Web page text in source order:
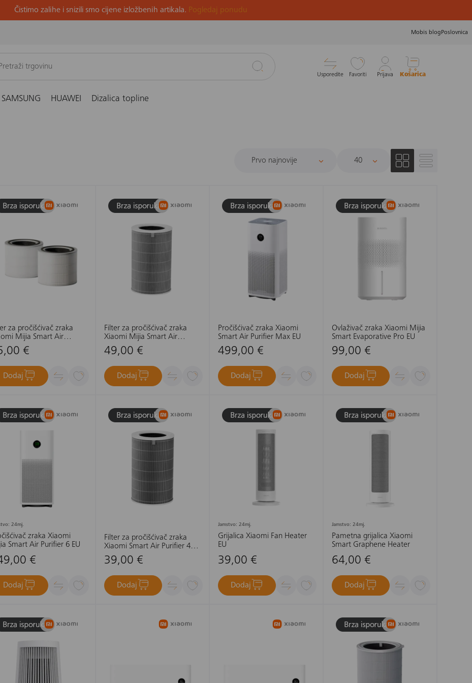
Čistimo zalihe i snizili smo cijene izložbenih artikala. Pogledaj ponudu
Mobis blog Poslovnica
Usporedite Favoriti Prijava Košarica
SAMSUNG HUAWEI Dizalica topline
za pročišćivač zraka
Mijia Smart Air
Max
€
Dodaj
Filter za pročišćivač zraka
Xiaomi Mijia Smart Air
Purifier 6
49,00 €
Dodaj
Pročišćivač zraka Xiaomi
Smart Air Purifier Max EU
499,00 €
Dodaj
Ovlaživač zraka Xiaomi Mijia
Smart Evaporative Pro EU
99,00 €
Dodaj
24mj.
zraka Xiaomi
Smart Air Purifier 6 EU
€
Dodaj
Filter za pročišćivač zraka
Xiaomi Smart Air Purifier 4
Lite Filter
39,00 €
Dodaj
Jamstvo: 24mj.
Grijalica Xiaomi Fan Heater
EU
39,00 €
Dodaj
Jamstvo: 24mj.
Pametna grijalica Xiaomi
Smart Graphene Heater
64,00 €
Dodaj